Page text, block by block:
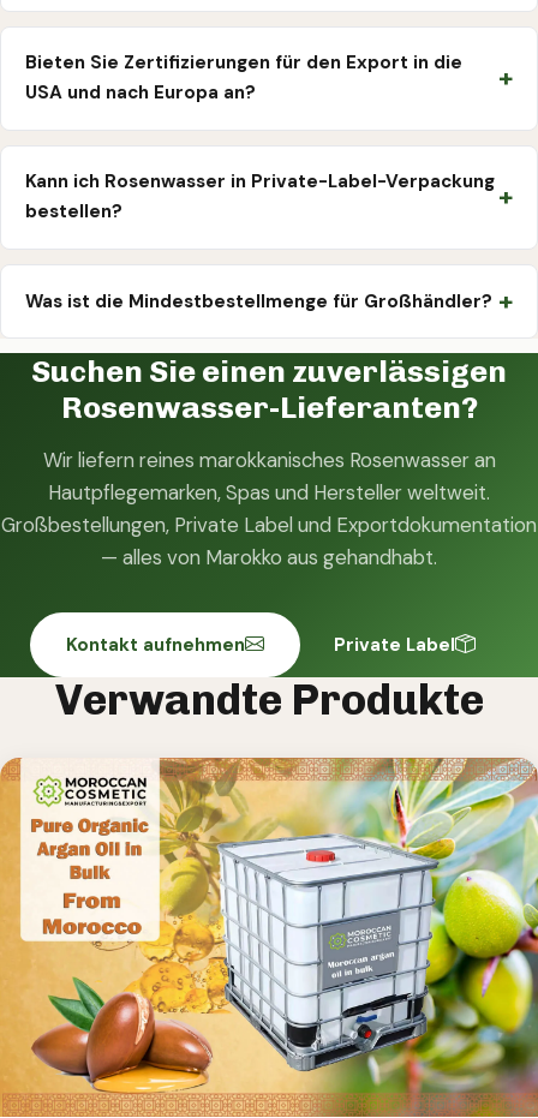
Bieten Sie Zertifizierungen für den Export in die
USA und nach Europa an?
Kann ich Rosenwasser in Private-Label-Verpackung
bestellen?
Was ist die Mindestbestellmenge für Großhändler?
Suchen Sie einen zuverlässigen
Rosenwasser-Lieferanten?
Wir liefern reines marokkanisches Rosenwasser an
Hautpflegemarken, Spas und Hersteller weltweit.
Großbestellungen, Private Label und Exportdokumentation
— alles von Marokko aus gehandhabt.
Kontakt aufnehmen Private Label
Verwandte Produkte